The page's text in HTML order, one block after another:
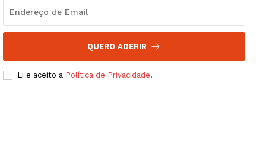
QUERO ADERIR
Li e aceito a Política de Privacidade.